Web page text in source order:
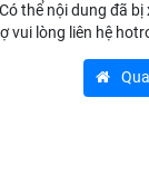
Có thể nội dung đã bị
vui lòng liên hệ